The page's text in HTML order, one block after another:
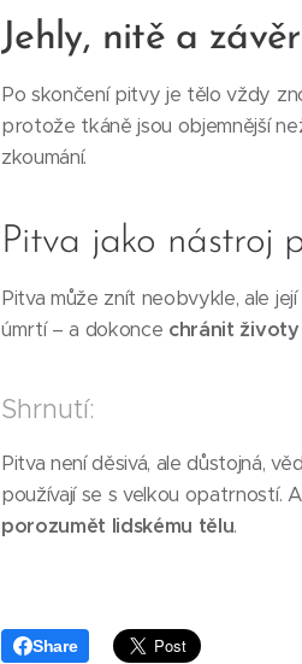
Jehly, nitě a
Po skončení pitvy je tělo vždy
protože tkáně jsou objemnější
zkoumání.
Pitva jako nástroj
Pitva může znít neobvykle, ale
úmrtí – a dokonce chránit
Shrnutí:
Pitva není děsivá, ale důstojná,
používají se s velkou opatrností.
porozumět lidskému tělu.
Share